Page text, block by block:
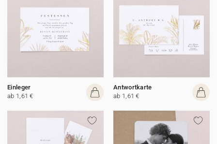
Einleger
ab 1,61 €
Antwortkarte
ab 1,61 €